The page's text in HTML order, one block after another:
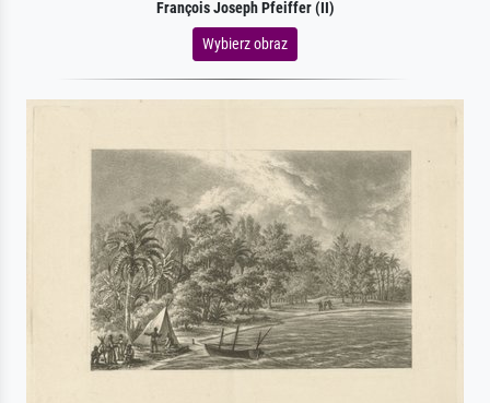
François Joseph Pfeiffer (II)
Wybierz obraz